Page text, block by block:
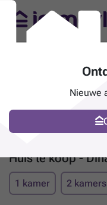
Huis te koop -
1 kamer 2 kamers
Nieuwe